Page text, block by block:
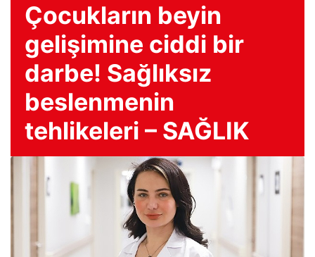
Çocukların beyin
gelişimine ciddi bir
darbe! Sağlıksız
beslenmenin
tehlikeleri – SAĞLIK